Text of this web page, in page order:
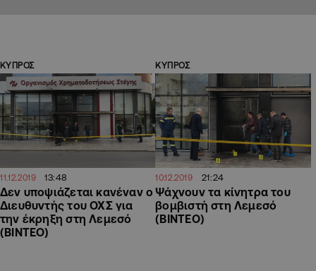
ΚΥΠΡΟΣ
11.12.2019 13:48
Δεν υποψιάζεται κανέναν ο
Διευθυντής του ΟΧΣ για
την έκρηξη στη Λεμεσό
(ΒΙΝΤΕΟ)
ΚΥΠΡΟΣ
10.12.2019 21:24
Ψάχνουν τα κίνητρα του
βομβιστή στη Λεμεσό
(ΒΙΝΤΕΟ)